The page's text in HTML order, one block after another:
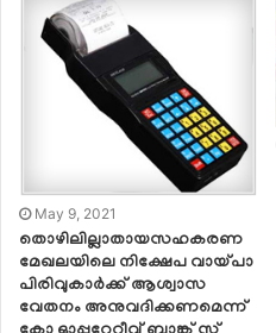
May 9, 2021
തൊഴിലില്ലാതായസഹകരണ
മേഖലയിലെ നിക്ഷേപ വായ്പാ
പിരിവുകാർക്ക് ആശ്വാസ
വേതനം അനുവദിക്കണമെന്ന്